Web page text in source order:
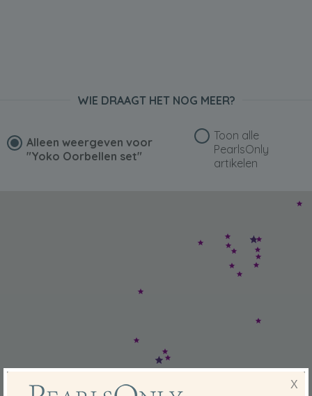
WIE DRAAGT HET NOG MEER?
Alleen weergeven voor
"Yoko Oorbellen set"
Toon alle
PearlsOnly
artikelen
X